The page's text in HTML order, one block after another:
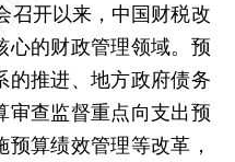
开以来，中国财税改
心的财政管理领域。预
的推进、地方政府债务
审查监督重点向支出预
算绩效管理等改革，